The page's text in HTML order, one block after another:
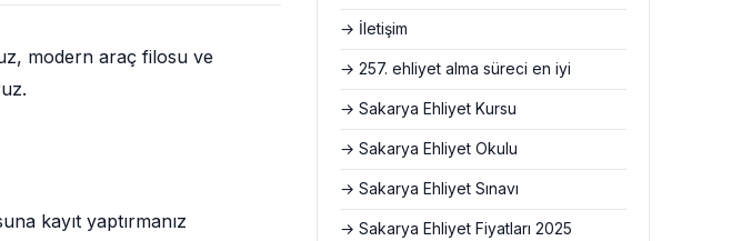
modern araç filosu ve
kayıt yaptırmanız
→ İletişim
→ 257. ehliyet alma süreci en iyi
→ Sakarya Ehliyet Kursu
→ Sakarya Ehliyet Okulu
→ Sakarya Ehliyet Sınavı
→ Sakarya Ehliyet Fiyatları 2025